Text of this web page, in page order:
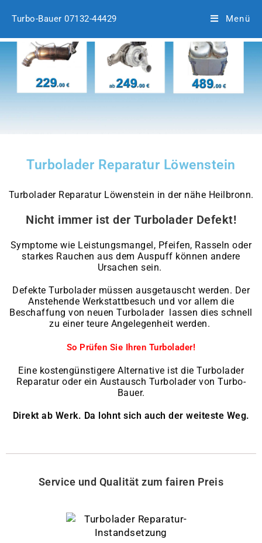
Turbo-Bauer 07132-44429 Menü
Turbolader Reparatur Löwenstein
Turbolader Reparatur Löwenstein in der nähe Heilbronn.
Nicht immer ist der Turbolader Defekt!
Symptome wie Leistungsmangel, Pfeifen, Rasseln oder
starkes Rauchen aus dem Auspuff können andere
Ursachen sein.
Defekte Turbolader müssen ausgetauscht werden. Der
Anstehende Werkstattbesuch und vor allem die
Beschaffung von neuen Turbolader lassen dies schnell
zu einer teure Angelegenheit werden.
So Prüfen Sie Ihren Turbolader!
Eine kostengünstigere Alternative ist die Turbolader
Reparatur oder ein Austausch Turbolader von Turbo-
Bauer.
Direkt ab Werk. Da lohnt sich auch der weiteste Weg.
Service und Qualität zum fairen Preis